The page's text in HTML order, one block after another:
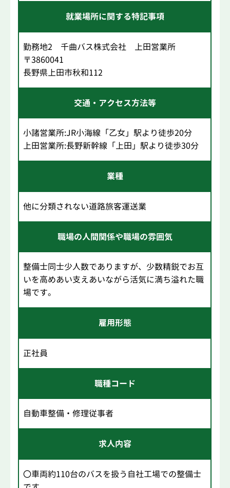
就業場所に関する特記事項
勤務地2 千曲バス株式会社 上田営業所
〒3860041
長野県上田市秋和112
交通・アクセス方法等
小諸営業所:JR小海線「乙女」駅より徒歩20分
上田営業所:長野新幹線「上田」駅より徒歩30分
業種
他に分類されない道路旅客運送業
職場の人間関係や職場の雰囲気
整備士同士少人数でありますが、少数精鋭でお互
いを高めあい支えあいながら活気に満ち溢れた職
場です。
雇用形態
正社員
職種コード
自動車整備・修理従事者
求人内容
〇車両約110台のバスを扱う自社工場での整備士